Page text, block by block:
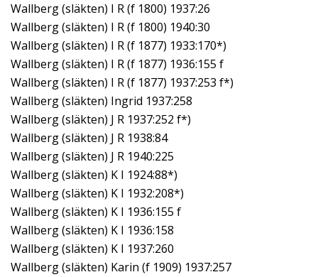
Wallberg (släkten) I R (f 1800) 1937:26
Wallberg (släkten) I R (f 1800) 1940:30
Wallberg (släkten) I R (f 1877) 1933:170*)
Wallberg (släkten) I R (f 1877) 1936:155 f
Wallberg (släkten) I R (f 1877) 1937:253 f*)
Wallberg (släkten) Ingrid 1937:258
Wallberg (släkten) J R 1937:252 f*)
Wallberg (släkten) J R 1938:84
Wallberg (släkten) J R 1940:225
Wallberg (släkten) K I 1924:88*)
Wallberg (släkten) K I 1932:208*)
Wallberg (släkten) K I 1936:155 f
Wallberg (släkten) K I 1936:158
Wallberg (släkten) K I 1937:260
Wallberg (släkten) Karin (f 1909) 1937:257